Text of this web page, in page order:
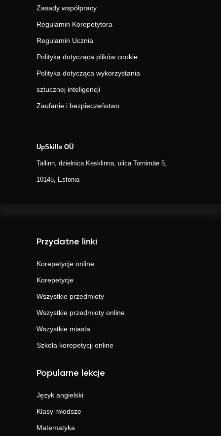
Zasady współpracy
Regulamin Korepetytora
Regulamin Ucznia
Polityka dotycząca plików cookie
Polityka dotycząca wykorzystania
sztucznej inteligencji
Zaufanie i bezpieczeństwo
UpSkills OÜ
Tallinn, dzielnica Kesklinna, ulica Tornimäe 5,
10145, Estonia
Przydatne linki
Korepetycje online
Korepetycje
Wszystkie przedmioty
Wszystkie przedmioty online
Wszystkie miasta
Szkoła korepetycji online
Popularne lekcje
Język angielski
Klasy młodsze
Matematyka